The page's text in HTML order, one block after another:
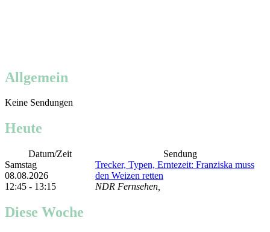
Allgemein
Keine Sendungen
Heute
Datum/Zeit
Sendung
Samstag
08.08.2026
12:45 - 13:15
Trecker, Typen, Erntezeit: Franziska muss
den Weizen retten
NDR Fernsehen,
Diese Woche